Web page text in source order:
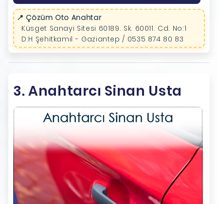
📍 Çözüm Oto Anahtar
Küsget Sanayi Sitesi 60189. Sk. 60011. Cd. No:1
D:H Şehitkamil - Gaziantep / 0535 874 80 83
3. Anahtarcı Sinan Usta